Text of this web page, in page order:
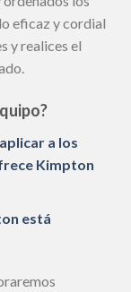
eficaz y cordial
y realices el
a los
Kimpton
está